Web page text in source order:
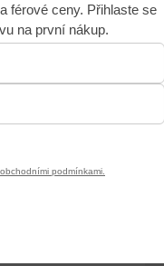
Souhlasím
férové ceny. Přihlaste se
na první nákup.
obchodními podmínkami.